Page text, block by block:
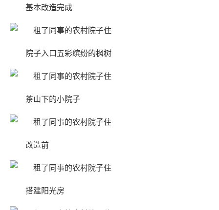
基本改造完成
院子入口五彩缤纷的枫树
茶山下的小院子
改造前
搭建阳光房